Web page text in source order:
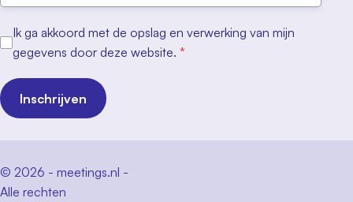
Ik ga akkoord met de opslag en verwerking van mijn
gegevens door deze website. *
Inschrijven
© 2026 - meetings.nl -
Alle rechten